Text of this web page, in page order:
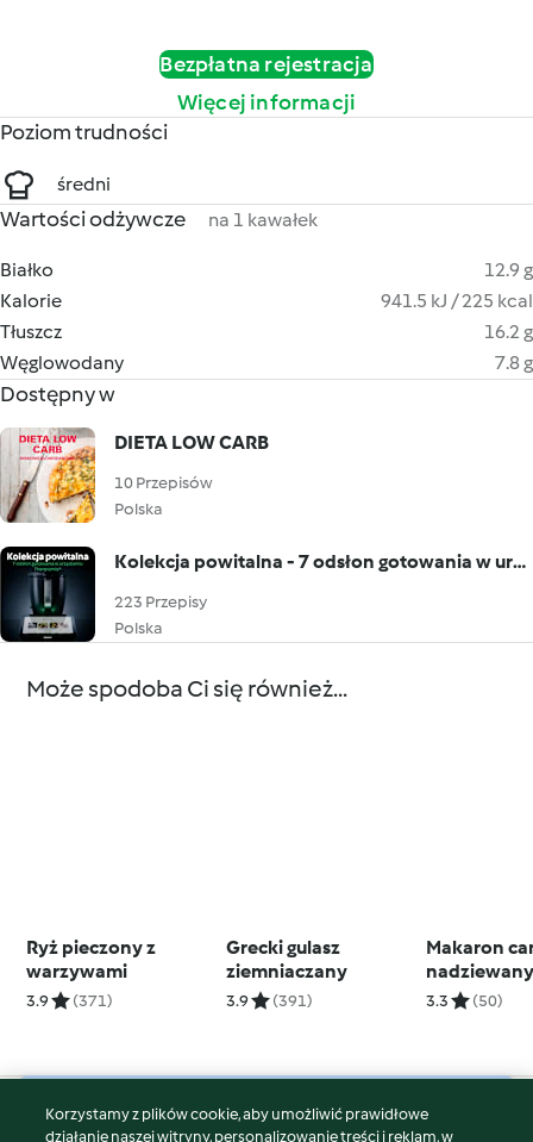
Bezpłatna rejestracja
Więcej informacji
Poziom trudności
średni
Wartości odżywcze na 1 kawałek
Białko
12.9 g
Kalorie
941.5 kJ / 225 kcal
Tłuszcz
16.2 g
Węglowodany
7.8 g
Dostępny w
DIETA LOW CARB
10 Przepisów
Polska
Kolekcja powitalna - 7 odsłon gotowania w urządzeniu Thermomix®
223 Przepisy
Polska
Może spodoba Ci się również...
Ryż pieczony z
warzywami
3.9 (371)
Grecki gulasz
ziemniaczany
3.9 (391)
Makaron
ricotta
3.3 (50)
© Copyright 2026
Korzystamy z plików cookie, aby umożliwić prawidłowe
działanie naszej witryny, personalizowanie treści i reklam, w